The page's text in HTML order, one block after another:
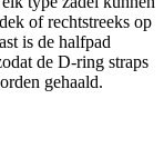
of rechtstreeks op
is de halfpad
de D-ring straps
gehaald.